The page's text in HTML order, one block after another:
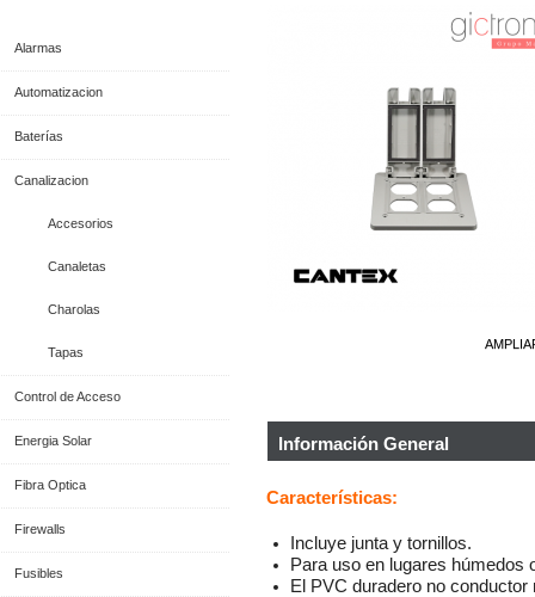
Alarmas
Automatizacion
Baterías
Canalizacion
Accesorios
Canaletas
Charolas
Tapas
Control de Acceso
Energia Solar
Fibra Optica
Firewalls
Fusibles
Información General
Características:
Incluye junta y tornillos.
Para uso en lugares húmedos
El PVC duradero no